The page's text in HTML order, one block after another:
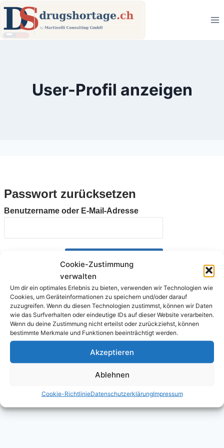
Cookie-Zustimmung
verwalten
Um dir ein optimales Erlebnis zu bieten, verwenden wir Technologien wie
Cookies, um Geräteinformationen zu speichern und/oder darauf
zuzugreifen. Wenn du diesen Technologien zustimmst, können wir Daten
wie das Surfverhalten oder eindeutige IDs auf dieser Website verarbeiten.
Wenn du deine Zustimmung nicht erteilst oder zurückziehst, können
bestimmte Merkmale und Funktionen beeinträchtigt werden.
Akzeptieren
Ablehnen
Cookie-RichtlinieDatenschutzerklärungImpressum
Zum
Inhalt
springen
User-Profil anzeigen
Passwort zurücksetzen
Benutzername oder E-Mail-Adresse
Benutzername vergessen?
Datenschutzerklärung
Cookie-Richtlinie (EU)
Legal Disclaimer Nutzungsbedingungen